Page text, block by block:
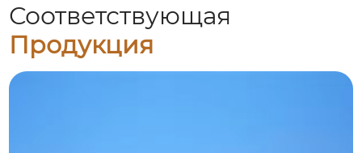
Соответствующая
Продукция